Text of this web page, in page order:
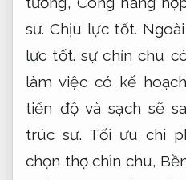
sư. Chịu lực tốt.
lực tốt. sự chỉn chu
làm việc có kế
tiến độ và sạch sẽ
trúc sư. Tối ưu chi
chọn thợ chỉn chu,